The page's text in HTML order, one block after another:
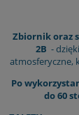
Zbiornik oraz
2B -
atmosferyczne,
Po
do 60